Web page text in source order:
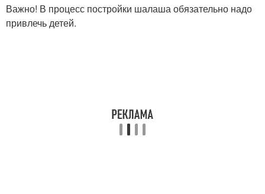
Важно! В процесс постройки шалаша обязательно надо
привлечь детей.